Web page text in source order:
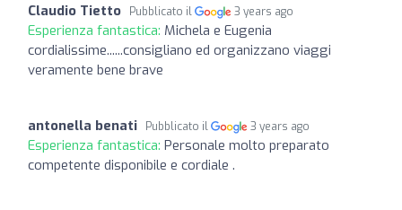
Claudio Tietto Pubblicato il 3 years ago
Esperienza fantastica: Michela e Eugenia
cordialissime......consigliano ed organizzano viaggi
veramente bene brave
antonella benati Pubblicato il 3 years ago
Esperienza fantastica: Personale molto preparato
competente disponibile e cordiale .